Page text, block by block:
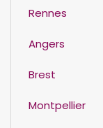
Rennes
Angers
Brest
Montpellier